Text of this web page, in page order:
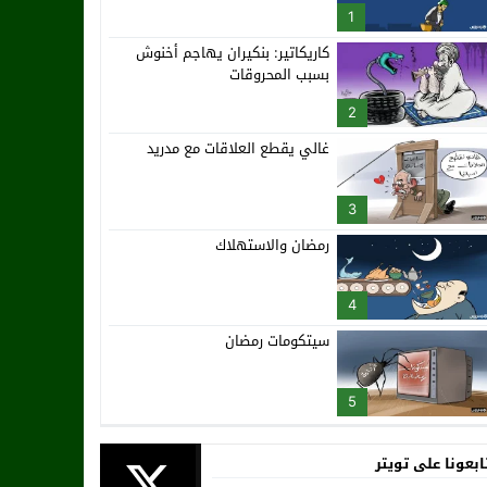
1
2
كاريكاتير: بنكيران يهاجم أخنوش
بسبب المحروقات
3
غالي يقطع العلاقات مع مدريد
4
رمضان والاستهلاك
5
سيتكومات رمضان
على تويتر